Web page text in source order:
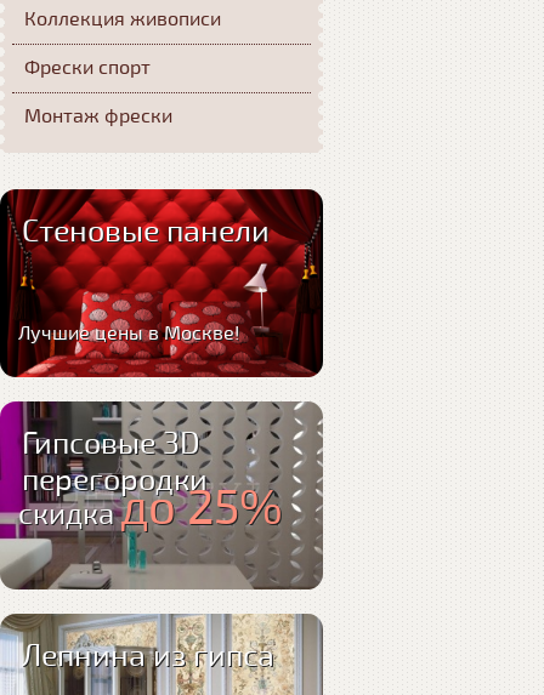
Коллекция живописи
Фрески спорт
Монтаж фрески
Стеновые панели
Лучшие цены в Москве!
Гипсовые 3D
перегородки
скидкадо 25%
Лепнина из гипса